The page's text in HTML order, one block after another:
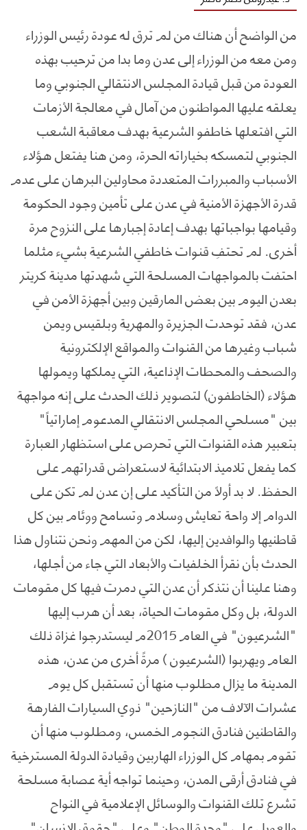
من الواضح أن هناك من لم ترق له عودة رئيس الوزراء
ومن معه من الوزراء إلى عدن وما بدا من ترحيب بهذه
العودة من قبل قيادة المجلس الانتقالي الجنوبي وما
يعلقه عليها المواطنون من آمال في معالجة الأزمات
التي افتعلها خاطفو الشرعية بهدف معاقبة الشعب
الجنوبي لتمسكه بخياراته الحرة، ومن هنا يفتعل هؤلاء
الأسباب والمبررات المتعددة محاولين البرهان على عدم
قدرة الأجهزة الأمنية في عدن على تأمين وجود الحكومة
وقيامها بواجباتها بهدف إعادة إجبارها على النزوح مرة
أخرى. لم تحتفِ قنوات خاطفي الشرعية بشيء مثلما
احتفت بالمواجهات المسلحة التي شهدتها مدينة كريتر
بعدن اليوم بين بعض المارقين وبين أجهزة الأمن في
عدن، فقد توحدت الجزيرة والمهرية وبلقيس ويمن
شباب وغيرها من القنوات والمواقع الإلكترونية
والصحف والمحطات الإذاعية، التي يملكها ويمولها
هؤلاء (الخاطفون) لتصوير ذلك الحدث على إنه مواجهة
بين "مسلحي المجلس الانتقالي المدعوم إماراتياً"
بتعبير هذه القنوات التي تحرص على استظهار العبارة
كما يفعل تلاميذ الابتدائية لاستعراض قدراتهم على
الحفظ. لا بد أولاً من التأكيد على إن عدن لم تكن على
الدوام إلا واحة تعايش وسلام وتسامح ووئام بين كل
قاطنيها والوافدين إليها، لكن من المهم ونحن نتناول هذا
الحدث بأن نقرأ الخلفيات والأبعاد التي جاء من أجلها،
وهنا علينا أن نتذكر أن عدن التي دمرت فيها كل مقومات
الدولة، بل وكل مقومات الحياة، بعد أن هرب إليها
"الشرعيون" في العام 2015م ليستدرجوا غزاة ذلك
العام ويهربوا (الشرعيون ) مرةً أخرى من عدن، هذه
المدينة ما يزال مطلوب منها أن تستقبل كل يوم
عشرات الآلاف من "النازحين" ذوي السيارات الفارهة
والقاطنين فنادق النجوم الخمس، ومطلوب منها أن
تقوم بمهام كل الوزراء الهاربين وقيادة الدولة المسترخية
في فنادق أرقى المدن، وحينما تواجه أية عصابة مسلحة
تشرع تلك القنوات والوسائل الإعلامية في النواح